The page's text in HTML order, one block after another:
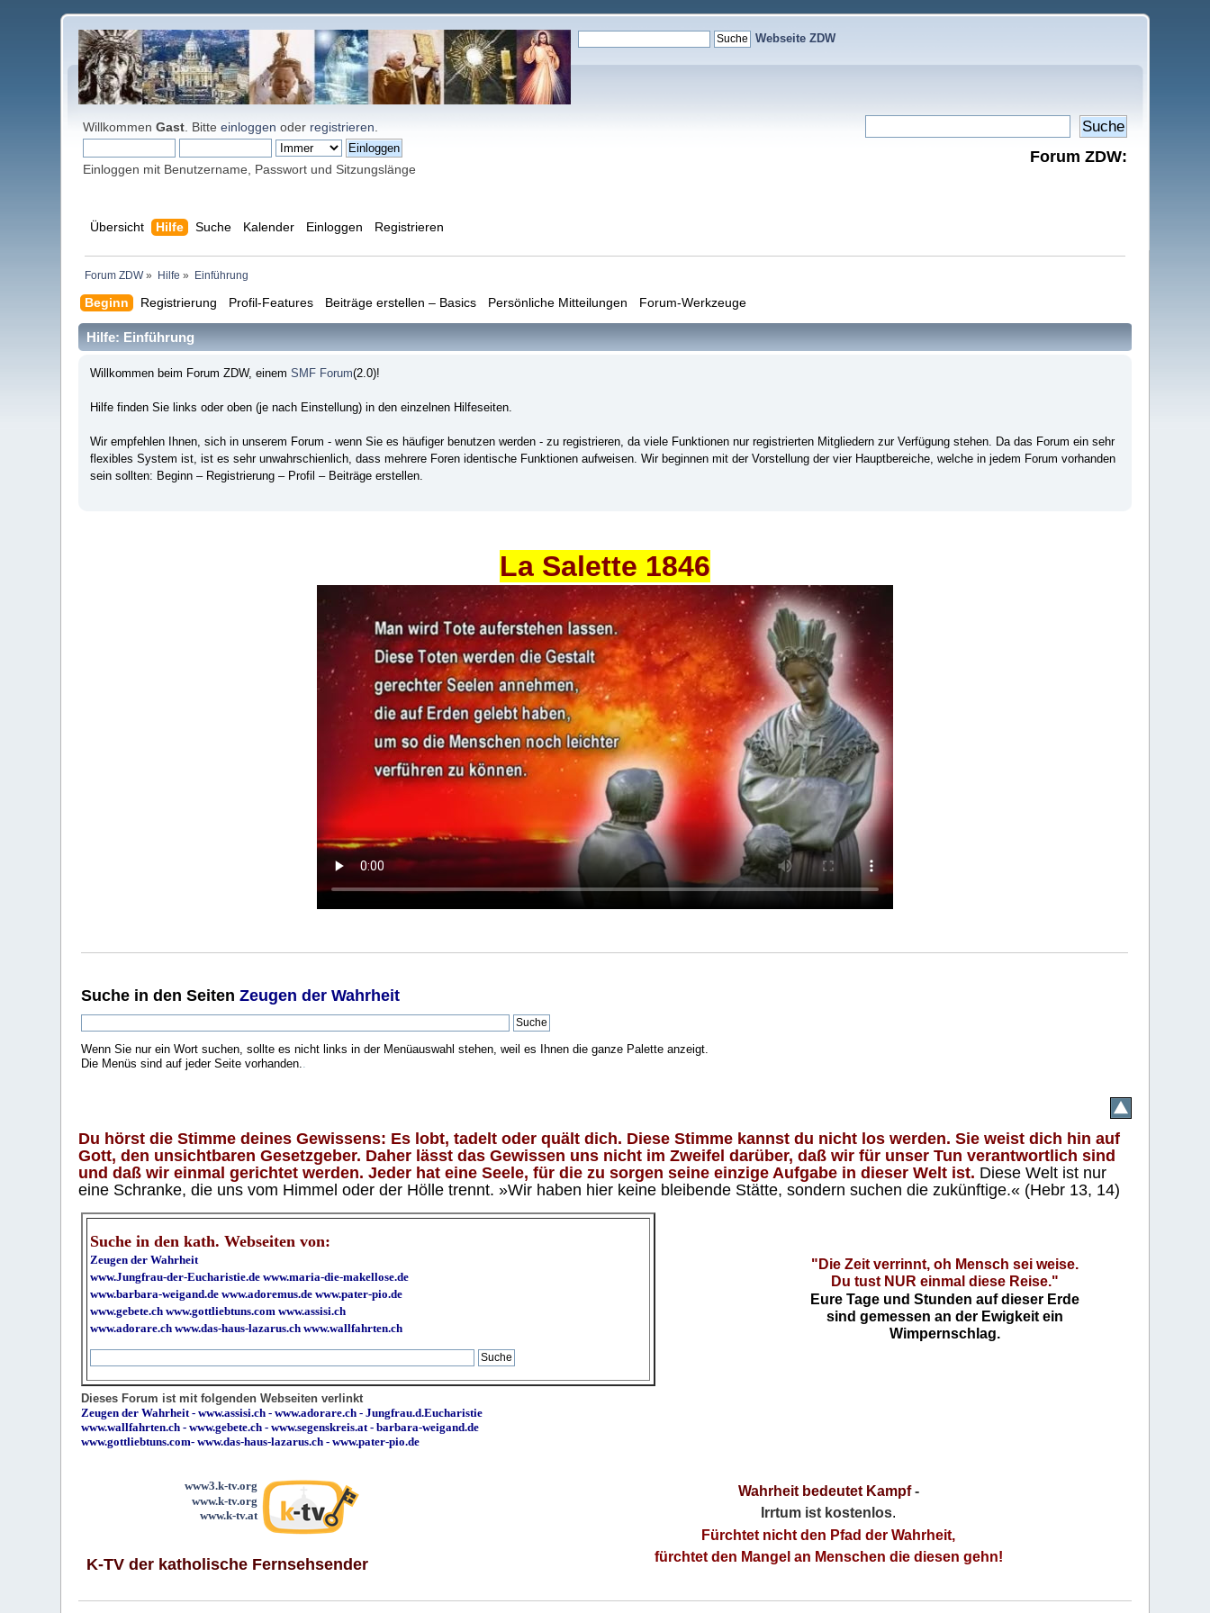
Webseite ZDW
WillkommenGast . Bitteeinloggen oder registrieren
Einloggen mit Benutzername, Passwort und Sitzungslänge
Forum ZDW:
Übersicht Hilfe Suche Kalender Einloggen Registrieren
Forum ZDW» Hilfe » Einführung
Beginn Registrierung Profil-Features Beiträge erstellen – Basics Persönliche Mitteilungen Forum-Werkzeuge
Hilfe: Einführung
Willkommen beim Forum ZDW, einem SMF Forum(2.0)!
Hilfe finden Sie links oder oben (je nach Einstellung) in den einzelnen Hilfeseiten.
Wir empfehlen Ihnen, sich in unserem Forum - wenn Sie es häufiger benutzen werden - zu registrieren, da viele Funktionen nur registrierten Mitgliedern zur Verfügung stehen. Da das Forum ein sehr
flexibles System ist, ist es sehr unwahrschienlich, dass mehrere Foren identische Funktionen aufweisen. Wir beginnen mit der Vorstellung der vier Hauptbereiche, welche in jedem Forum vorhanden
sein sollten: Beginn – Registrierung – Profil – Beiträge erstellen.
La Salette 1846
Suche in den SeitenZeugen der Wahrheit
Wenn Sie nur ein Wort suchen, sollte es nicht links in der Menüauswahl stehen, weil es Ihnen die ganze Palette anzeigt.
Die Menüs sind auf jeder Seite vorhanden..
Du hörst die Stimme deines Gewissens: Es lobt, tadelt oder quält dich. Diese Stimme kannst du nicht los werden. Sie weist dich hin auf
Gott, den unsichtbaren Gesetzgeber. Daher lässt das Gewissen uns nicht im Zweifel darüber, daß wir für unser Tun verantwortlich sind
und daß wir einmal gerichtet werden. Jeder hat eine Seele, für die zu sorgen seine einzige Aufgabe in dieser Welt ist. Diese Welt ist nur
eine Schranke, die uns vom Himmel oder der Hölle trennt. »Wir haben hier keine bleibende Stätte, sondern suchen die zukünftige.« (Hebr 13, 14)
Suche in den kath. Webseiten von:
Zeugen der Wahrheit
www.Jungfrau-der-Eucharistie.de www.maria-die-makellose.de
www.barbara-weigand.de www.adoremus.de www.pater-pio.de
www.gebete.ch www.gottliebtuns.com www.assisi.ch
www.adorare.ch www.das-haus-lazarus.ch www.wallfahrten.ch
"Die Zeit verrinnt, oh Mensch sei weise.
Du tust NUR einmal diese Reise."
Eure Tage und Stunden auf dieser Erde
sind gemessen an der Ewigkeit ein
Wimpernschlag.
Dieses Forum ist mit folgenden Webseiten verlinkt
Zeugen der Wahrheit-www.assisi.ch -www.adorare.ch -Jungfrau.d.Eucharistie
www.wallfahrten.ch -www.gebete.ch -www.segenskreis.at-barbara-weigand.de
www.gottliebtuns.com-www.das-haus-lazarus.ch - www.pater-pio.de
www3.k-tv.org
www.k-tv.org
www.k-tv.at
K-TV der katholische Fernsehsender
Wahrheit bedeutet Kampf-
Irrtum ist kostenlos.
Fürchtet nicht den Pfad der Wahrheit,
fürchtet den Mangel an Menschen die diesen gehn!